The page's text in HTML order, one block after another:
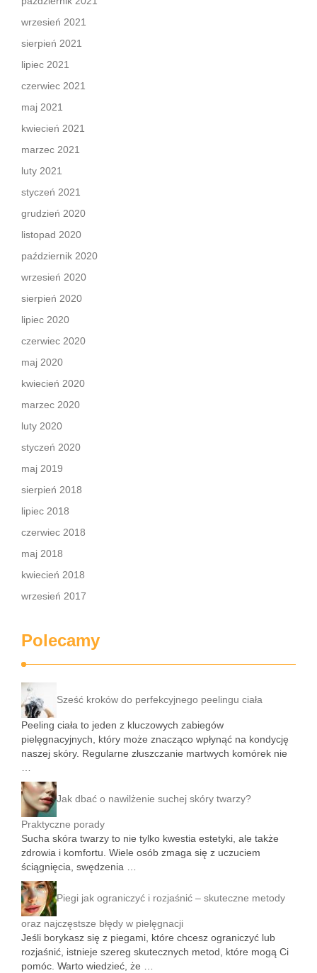
wrzesień 2021
sierpień 2021
lipiec 2021
czerwiec 2021
maj 2021
kwiecień 2021
marzec 2021
luty 2021
styczeń 2021
grudzień 2020
listopad 2020
październik 2020
wrzesień 2020
sierpień 2020
lipiec 2020
czerwiec 2020
maj 2020
kwiecień 2020
marzec 2020
luty 2020
styczeń 2020
maj 2019
sierpień 2018
lipiec 2018
czerwiec 2018
maj 2018
kwiecień 2018
wrzesień 2017
Polecamy
Sześć kroków do perfekcyjnego peelingu ciała
Peeling ciała to jeden z kluczowych zabiegów
pielęgnacyjnych, który może znacząco wpłynąć na kondycję
naszej skóry. Regularne złuszczanie martwych komórek nie
Jak dbać o nawilżenie suchej skóry twarzy?
Praktyczne porady
Sucha skóra twarzy to nie tylko kwestia estetyki, ale także
zdrowia i komfortu. Wiele osób zmaga się z uczuciem
ściągnięcia, swędzenia …
Piegi jak ograniczyć i rozjaśnić – skuteczne metody
oraz najczęstsze błędy w pielęgnacji
Jeśli borykasz się z piegami, które chcesz ograniczyć lub
rozjaśnić, istnieje szereg skutecznych metod, które mogą Ci
pomóc. Warto wiedzieć, że …